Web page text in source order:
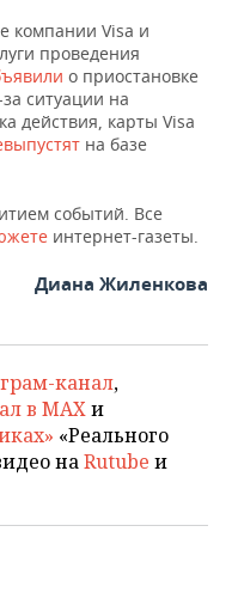
компании Visa и
проведения
о приостановке
ситуации на
действия, карты Visa
на базе
событий. Все
интернет-газеты.
Диана Жиленкова
канал,
в MAXи
«Реального
наRutube и